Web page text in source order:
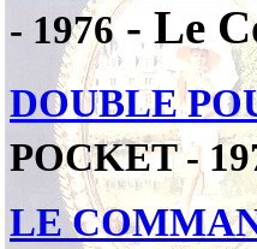
- 1976- Le
DOUBLE
POCKET -
LE